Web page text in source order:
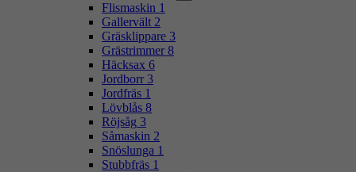
Flismaskin 1
Gallervält 2
Gräsklippare 3
Grästrimmer 8
Häcksax 6
Jordborr 3
Jordfräs 1
Lövblås 8
Röjsåg 3
Såmaskin 2
Snöslunga 1
Stubbfräs 1